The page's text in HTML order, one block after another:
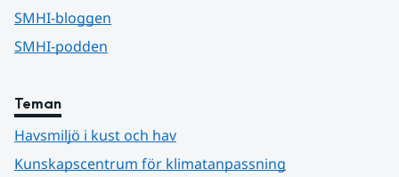
SMHI-bloggen
SMHI-podden
Teman
Havsmiljö i kust och hav
Kunskapscentrum för klimatanpassning